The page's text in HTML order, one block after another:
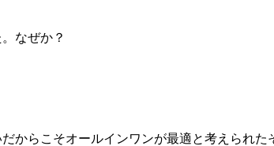
なぜか？
からこそオールインワンが最適と考えられた